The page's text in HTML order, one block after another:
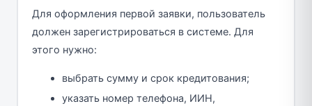
Для оформления первой заявки, пользователь
должен зарегистрироваться в системе. Для
этого нужно:
выбрать сумму и срок кредитования;
указать номер телефона, ИИН,